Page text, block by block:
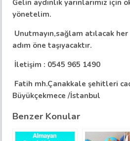
Gelin aydınlık yarınlarımız için
yönetelim.
Unutmayın,sağlam atılacak
adım öne taşıyacaktır.
İletişim : 0545 965 1490
Fatih mh.Çanakkale şehitleri
Büyükçekmece /İstanbul
Benzer Konular